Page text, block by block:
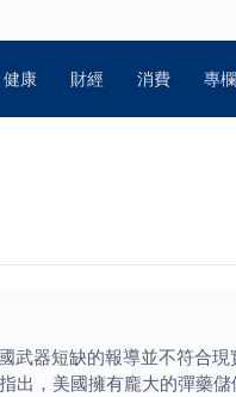
健康 財經 消費 專欄
器短缺的報導並不符合
，美國擁有龐大的彈藥